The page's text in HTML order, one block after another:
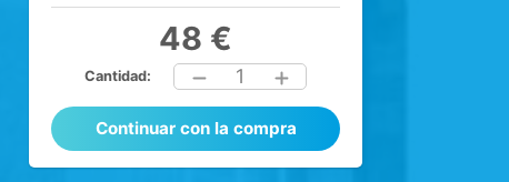
48 €
Cantidad: 1
Continuar con la compra